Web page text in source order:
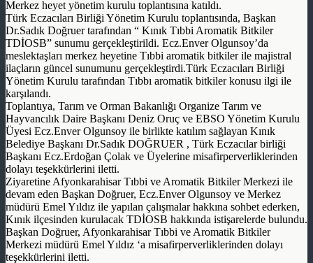
Merkez heyet yönetim kurulu toplantısına katıldı.
Türk Eczacıları Birliği Yönetim Kurulu toplantısında, Başkan
Dr.Sadık Doğruer tarafından “ Kınık Tıbbi Aromatik Bitkiler
TDİOSB” sunumu gerçekleştirildi. Ecz.Enver Olgunsoy’da
meslektaşları merkez heyetine Tıbbi aromatik bitkiler ile majistral
ilaçların güncel sunumunu gerçekleştirdi.Türk Eczacıları Birliği
Yönetim Kurulu tarafından Tıbbı aromatik bitkiler konusu ilgi ile
karşılandı.
Toplantıya, Tarım ve Orman Bakanlığı Organize Tarım ve
Hayvancılık Daire Başkanı Deniz Oruç ve EBSO Yönetim Kurulu
Üyesi Ecz.Enver Olgunsoy ile birlikte katılım sağlayan Kınık
Belediye Başkanı Dr.Sadık DOĞRUER , Türk Eczacılar birliği
Başkanı Ecz.Erdoğan Çolak ve Üyelerine misafirperverliklerinden
dolayı teşekkürlerini iletti.
Ziyaretine Afyonkarahisar Tıbbi ve Aromatik Bitkiler Merkezi ile
devam eden Başkan Doğruer, Ecz.Enver Olgunsoy ve Merkez
müdürü Emel Yıldız ile yapılan çalışmalar hakkına sohbet ederken,
Kınık ilçesinden kurulacak TDİOSB hakkında istişarelerde bulundu.
Başkan Doğruer, Afyonkarahisar Tıbbi ve Aromatik Bitkiler
Merkezi müdürü Emel Yıldız ‘a misafirperverliklerinden dolayı
teşekkürlerini iletti.